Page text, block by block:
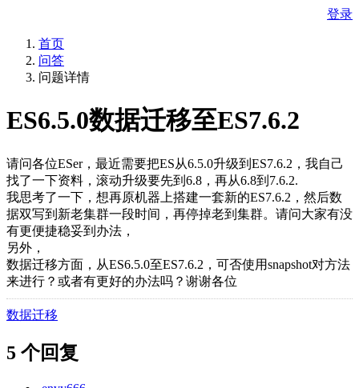
登录
首页
问答
问题详情
ES6.5.0数据迁移至ES7.6.2
请问各位ESer，最近需要把ES从6.5.0升级到ES7.6.2，我自己
找了一下资料，滚动升级要先到6.8，再从6.8到7.6.2.
我思考了一下，想再原机器上搭建一套新的ES7.6.2，然后数
据双写到新老集群一段时间，再停掉老到集群。请问大家有没
有更便捷稳妥到办法，
另外，
数据迁移方面，从ES6.5.0至ES7.6.2，可否使用snapshot对方法
来进行？或者有更好的办法吗？谢谢各位
数据迁移
5 个回复